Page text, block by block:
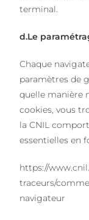
terminal.
d.Le
Chaque
paramètres de
quelle manière
cookies, vous
la CNIL
essentielles en
https://
traceurs/
navigateur